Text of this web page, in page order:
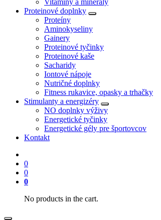
Proteinové doplnky
Proteíny
Aminokyseliny
Gainery
Proteinové tyčinky
Proteinové kaše
Sacharidy
Iontové nápoje
Nutričné doplnky
Fitness rukavice, opasky a trhačky
Stimulanty a energizéry
NO doplnky výživy
Energetické tyčinky
Energetické gély pre športovcov
Kontakt
0
0
0
No products in the cart.